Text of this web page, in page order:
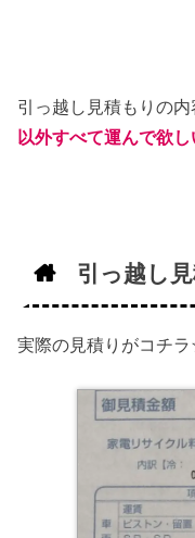
引っ越し見積もりの
以外すべて運んで欲し
引っ越し
実際の見積りがコチ